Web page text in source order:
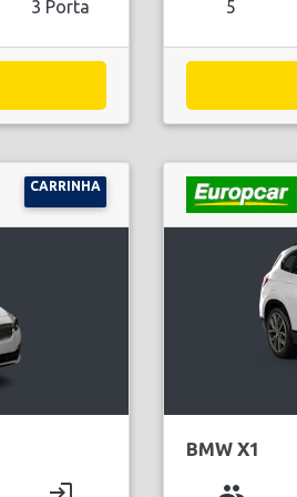
3 Porta 5
CARRINHA
BMW X1